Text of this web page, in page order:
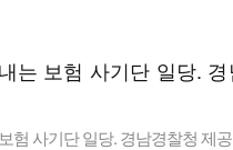
험 사기단 일당. 경남경찰청 제공